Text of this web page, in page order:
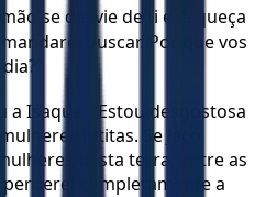
se desvie de ti e esqueça
buscar. Por que vos
a Isaque: “Estou desgostosa
hititas. Se Jacó
desta terra, entre as
perderei completamente a